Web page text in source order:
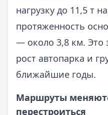
нагрузку до 11,5 т
протяженность
— около 3,8 км. Это
рост автопарка и
ближайшие годы.
Маршруты
перестроиться